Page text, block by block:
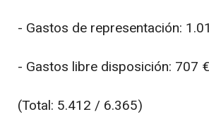
- Gastos de representación:
- Gastos libre disposición: 707 €
(Total: 5.412 / 6.365)